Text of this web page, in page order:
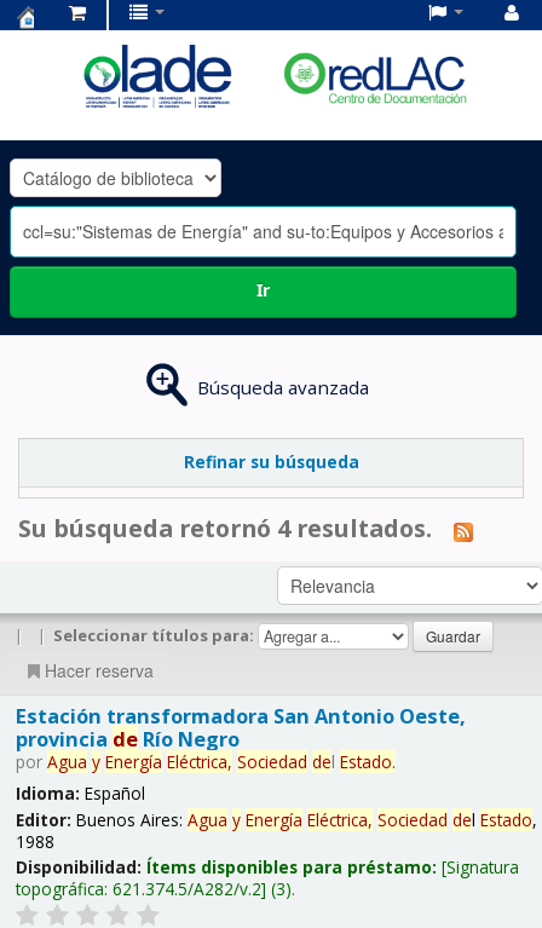
OLADE
-
Ir
Búsqueda avanzada
Refinar su búsqueda
Su búsqueda retornó 4 resultados.
| | Seleccionar títulos para:
Hacer reserva
Estación transformadora San Antonio Oeste,
provincia deRío Negro
por Agua y Energía Eléctrica, Sociedad del Estado.
Idioma: Español
Editor: Buenos Aires: Agua y Energía Eléctrica, Sociedad del Estado,
1988
Disponibilidad: Ítems disponibles para préstamo: Signatura
topográfica: 621.374.5/A282/v.2 (3).